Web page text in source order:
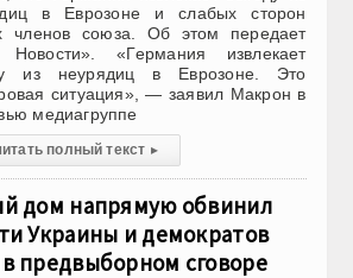
в Еврозоне и слабых сторон
членов союза. Об этом передает
«Германия извлекает
из неурядиц в Еврозоне. Это
ситуация», — заявил Макрон в
медиагруппе
полный текст ▸
дом напрямую обвинил
Украины и демократов
предвыборном сговоре